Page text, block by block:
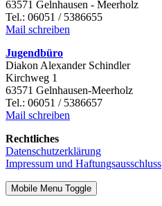
63571 Gelnhausen - Meerholz
Tel.: 06051 / 5386655
Mail schreiben
Jugendbüro
Diakon Alexander Schindler
Kirchweg 1
63571 Gelnhausen-Meerholz
Tel.: 06051 / 5386657
Mail schreiben
Rechtliches
Datenschutzerklärung
Impressum und Haftungsausschluss
Mobile Menu Toggle